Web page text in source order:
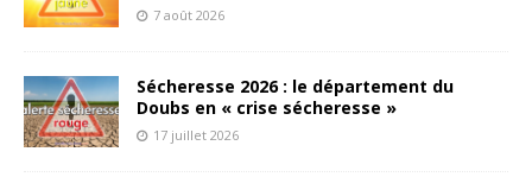
7 août 2026
Sécheresse 2026 : le département du
Doubs en « crise sécheresse »
17 juillet 2026